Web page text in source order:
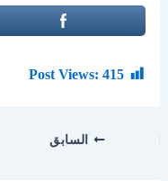
Post Views: 415
السابق